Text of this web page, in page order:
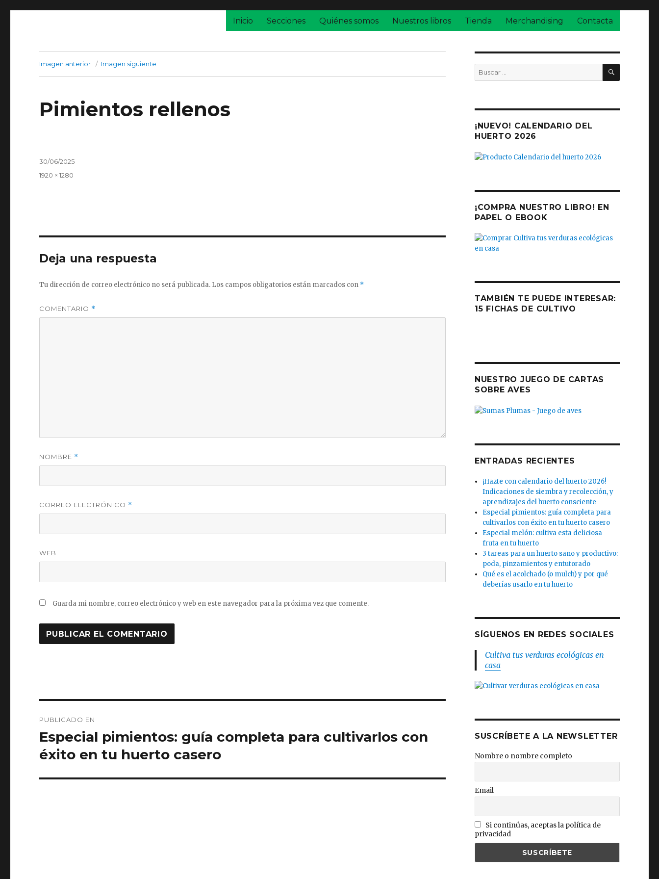
Inicio Secciones Quiénes somos Nuestros libros Tienda Merchandising Contacta
Imagen anterior Imagen siguiente
Pimientos rellenos
Publicado
30/06/2025
Tamaño
1920 × 1280
Deja una respuesta
Tu dirección de correo electrónico no será publicada. Los campos obligatorios están marcados con *
COMENTARIO *
NOMBRE *
CORREO ELECTRÓNICO *
WEB
Guarda mi nombre, correo electrónico y web en este navegador para la próxima vez que comente.
de
entradas
PUBLICADO EN
Especial pimientos: guía completa para cultivarlos con
éxito en tu huerto casero
Buscar
por:
BUSCAR
¡NUEVO! CALENDARIO DEL
HUERTO 2026
¡COMPRA NUESTRO LIBRO! EN
PAPEL O EBOOK
TAMBIÉN TE PUEDE INTERESAR:
15 FICHAS DE CULTIVO
NUESTRO JUEGO DE CARTAS
SOBRE AVES
ENTRADAS RECIENTES
¡Hazte con calendario del huerto 2026!
Indicaciones de siembra y recolección, y
aprendizajes del huerto consciente
Especial pimientos: guía completa para
cultivarlos con éxito en tu huerto casero
Especial melón: cultiva esta deliciosa
fruta en tu huerto
3 tareas para un huerto sano y productivo:
poda, pinzamientos y entutorado
Qué es el acolchado (o mulch) y por qué
deberías usarlo en tu huerto
SÍGUENOS EN REDES SOCIALES
Cultiva tus verduras ecológicas en
casa
SUSCRÍBETE A LA NEWSLETTER
Nombre o nombre completo
Email
Si continúas, aceptas la política de
privacidad